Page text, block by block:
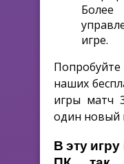
игре.
наших
игры матч
один новый
В эту